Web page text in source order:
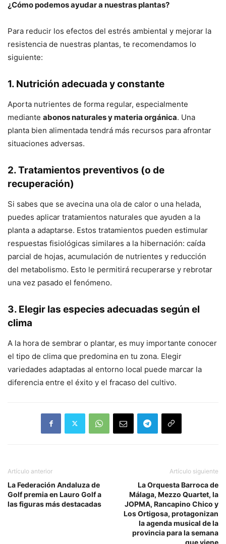
¿Cómo podemos ayudar a nuestras plantas?
Para reducir los efectos del estrés ambiental y mejorar la
resistencia de nuestras plantas, te recomendamos lo
siguiente:
1. Nutrición adecuada y constante
Aporta nutrientes de forma regular, especialmente
mediante abonos naturales y materia orgánica. Una
planta bien alimentada tendrá más recursos para afrontar
situaciones adversas.
2. Tratamientos preventivos (o de
recuperación)
Si sabes que se avecina una ola de calor o una helada,
puedes aplicar tratamientos naturales que ayuden a la
planta a adaptarse. Estos tratamientos pueden estimular
respuestas fisiológicas similares a la hibernación: caída
parcial de hojas, acumulación de nutrientes y reducción
del metabolismo. Esto le permitirá recuperarse y rebrotar
una vez pasado el fenómeno.
3. Elegir las especies adecuadas según el
clima
A la hora de sembrar o plantar, es muy importante conocer
el tipo de clima que predomina en tu zona. Elegir
variedades adaptadas al entorno local puede marcar la
diferencia entre el éxito y el fracaso del cultivo.
Artículo anterior
La Federación Andaluza de
Golf premia en Lauro Golf a
las figuras más destacadas
Artículo siguiente
La Orquesta Barroca de
Málaga, Mezzo Quartet, la
JOPMA, Rancapino Chico y
Los Ortigosa, protagonizan
la agenda musical de la
provincia para la semana
que viene